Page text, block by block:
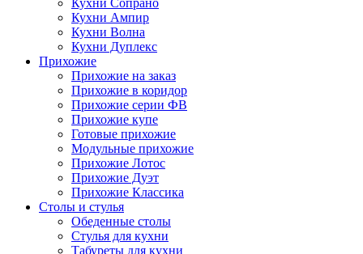
Кухни Сопрано
Кухни Ампир
Кухни Волна
Кухни Дуплекс
Прихожие
Прихожие на заказ
Прихожие в коридор
Прихожие серии ФВ
Прихожие купе
Готовые прихожие
Модульные прихожие
Прихожие Лотос
Прихожие Дуэт
Прихожие Классика
Столы и стулья
Обеденные столы
Стулья для кухни
Табуреты для кухни